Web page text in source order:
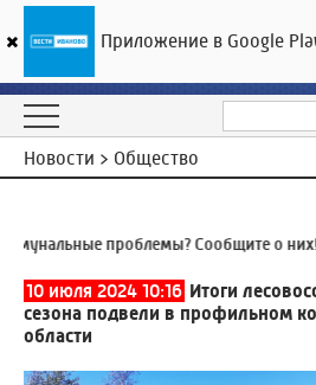
Новости > Общество
проблемы? Сообщите о них!
10 июля 2024 10:16 Итоги
сезона подвели в профильном
области
Приложение в Google